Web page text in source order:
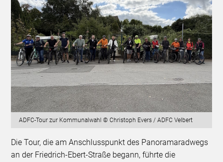
ADFC-Tour zur Kommunalwahl © Christoph Evers / ADFC Velbert
Die Tour, die am Anschlusspunkt des Panoramaradwegs
an der Friedrich-Ebert-Straße begann, führte die